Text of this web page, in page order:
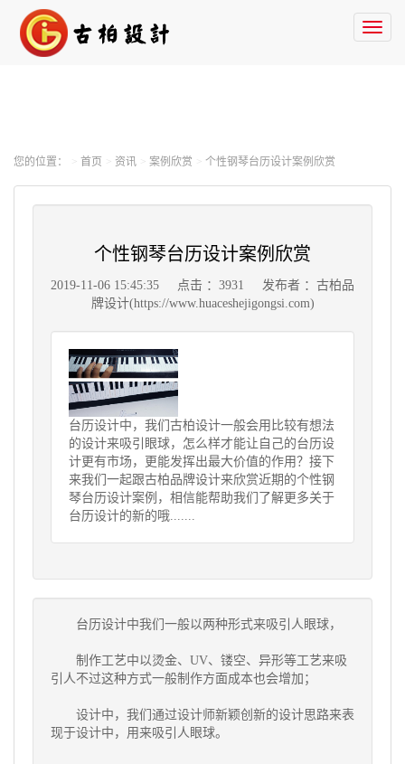
您的位置： 首页 资讯 案例欣赏 个性钢琴台历设计案例欣赏
个性钢琴台历设计案例欣赏
2019-11-06 15:45:35 点击 ：3931
发布者 ：古柏品
牌设计(https://www.huaceshejigongsi.com)
台历设计中，我们古柏设计一般会用比较有想法
的设计来吸引眼球，怎么样才能让自己的台历设
计更有市场，更能发挥出最大价值的作用？接下
来我们一起跟古柏品牌设计来欣赏近期的个性钢
琴台历设计案例，相信能帮助我们了解更多关于
台历设计的新的哦.......
台历设计中我们一般以两种形式来吸引人眼球，
制作工艺中以烫金、UV、镂空、异形等工艺来吸
引人不过这种方式一般制作方面成本也会增加；
设计中，我们通过设计师新颖创新的设计思路来表
现于设计中，用来吸引人眼球。